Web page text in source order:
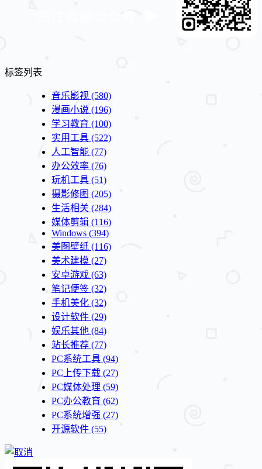
标签列表
音乐影视 (580)
漫画小说 (196)
学习教育 (100)
实用工具 (522)
人工智能 (77)
办公效率 (76)
玩机工具 (51)
摄影修图 (205)
生活相关 (284)
媒体剪辑 (116)
Windows (394)
美图壁纸 (116)
美术建模 (27)
安卓游戏 (63)
笔记便签 (32)
手机美化 (32)
设计软件 (29)
娱乐其他 (84)
站长推荐 (77)
PC系统工具 (94)
PC上传下载 (27)
PC媒体处理 (59)
PC办公教育 (62)
PC系统增强 (27)
开源软件 (55)